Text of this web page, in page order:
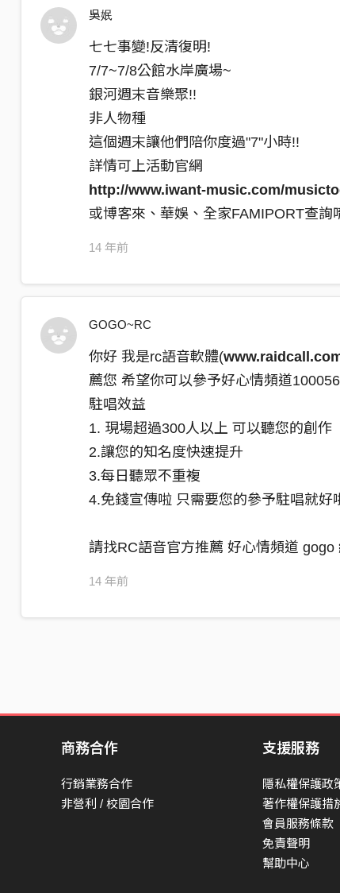
我是笑笑在跟你們講話
你甘知影我心內的滴血
所有痛苦攏嘎吞落腹底
惦起啊我的嘴 不想要講話
男子漢的心聲 講不出口 放在心內裝惦惦
你甘會知影
男子漢的心聲 講不出口 放在心內裝惦惦
你甘會知影 這是我寂寞的心聲
吳姄
七七事變!反清復明!
7/7~7/8公館水岸廣場~
銀河週末音樂聚!!
非人物種
這個週末讓他們陪你度過"7"小時!!
詳情可上活動官網
http://www.iwant-music.com/
或博客來、華娛、全家FAMIPORT查詢
14 年前
GOGO~RC
你好 我是rc語音軟體(
薦您 希望你可以參予好心情頻道
駐唱效益
1. 現場超過300人以上 可以聽您的創作
2.讓您的知名度快速提升
3.每日聽眾不重複
4.免錢宣傳啦 只需要您的參予駐唱就好
請找RC語音官方推薦 好心情頻道
14 年前
商務合作
行銷業務合作
非營利 / 校園合作
支援服務
隱私權保護政
著作權保護措
會員服務條款
免責聲明
幫助中心